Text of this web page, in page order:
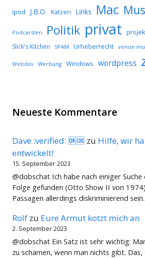
ipod J.B.O. Katzen Links Mac
Podcarsten Politik privat
Slick's Kitchen SPAM Urheberrecht venue
Webdev Werbung Windows wordpress
Neueste Kommentare
Dave :verified: 🆗🆒 zu Hilfe, wir
entwickelt!
15. September 2023
@dobschat Ich habe nach einiger
Folge gefunden (Otto Show II von
Passagen allerdings diskriminierend
Rolf zu Eure Armut kotzt mich an
2. September 2023
@dobschat Ein Satz ist sehr wichtig:
zu schämen, wenn man nichts gibt.